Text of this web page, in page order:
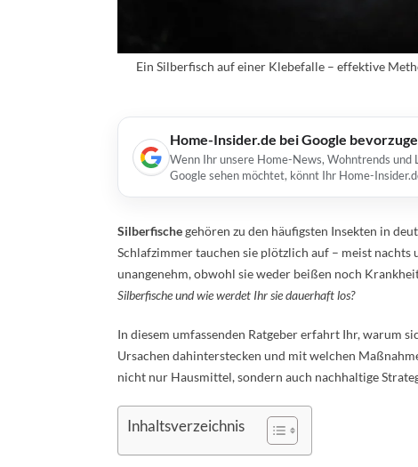
Ein Silberfisch auf einer Klebefalle – effektive
Home-Insider.de bei Google
Wenn Ihr unsere Home-News, Wohntrends
Google sehen möchtet, könnt Ihr Home-
Silberfischegehören zu den häufigsten Insekten in
Schlafzimmer tauchen sie plötzlich auf – meist
unangenehm, obwohl sie weder beißen noch
Silberfische und wie werdet Ihr sie dauerhaft los?
In diesem umfassenden Ratgeber erfahrt Ihr, warum
Ursachen dahinterstecken und mit welchen
nicht nur Hausmittel, sondern auch nachhaltige
Inhaltsverzeichnis